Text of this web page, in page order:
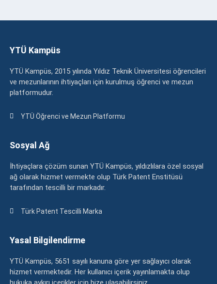
YTÜ Kampüs
YTÜ Kampüs, 2015 yılında Yıldız Teknik Üniversitesi öğrencileri
ve mezunlarının ihtiyaçları için kurulmuş öğrenci ve mezun
platformudur.
YTÜ Öğrenci ve Mezun Platformu
Sosyal Ağ
İhtiyaçlara çözüm sunan YTÜ Kampüs, yıldızlılara özel sosyal
ağ olarak hizmet vermekte olup Türk Patent Enstitüsü
tarafından tescilli bir markadır.
Türk Patent Tescilli Marka
Yasal Bilgilendirme
YTÜ Kampüs, 5651 sayılı kanuna göre yer sağlayıcı olarak
hizmet vermektedir. Her kullanıcı içerik yayınlamakta olup